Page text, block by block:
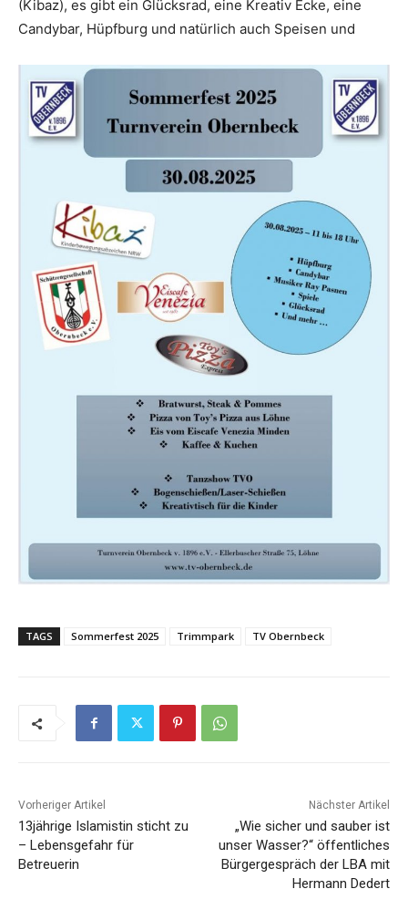
(Kibaz), es gibt ein Glücksrad, eine Kreativ Ecke, eine
Candybar, Hüpfburg und natürlich auch Speisen und
TAGS Sommerfest 2025 Trimmpark TV Obernbeck
Vorheriger Artikel
13jährige Islamistin sticht zu
– Lebensgefahr für
Betreuerin
Nächster Artikel
„Wie sicher und sauber ist
unser Wasser?“ öffentliches
Bürgergespräch der LBA mit
Hermann Dedert